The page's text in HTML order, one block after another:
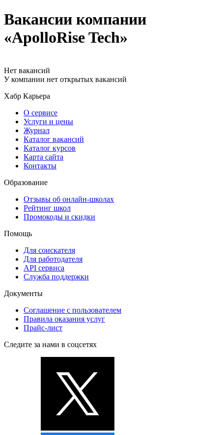
Вакансии компании
«ApolloRise Tech»
Нет вакансий
У компании нет открытых вакансий
Хабр Карьера
О сервисе
Услуги и цены
Журнал
Каталог вакансий
Каталог курсов
Карта сайта
Контакты
Образование
Отзывы об онлайн-школах
Рейтинг школ
Промокоды и скидки
Помощь
Для соискателя
Для работодателя
API сервиса
Служба поддержки
Документы
Соглашение с пользователем
Правила оказания услуг
Прайс-лист
Следите за нами в соцсетях